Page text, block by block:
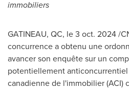
immobiliers
GATINEAU, QC, le3 oct. 2024/
concurrence a obtenu une
avancer son enquête sur un
potentiellement
canadienne de l'immobilier (ACI)